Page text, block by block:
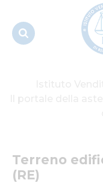
Terreno
(RE)